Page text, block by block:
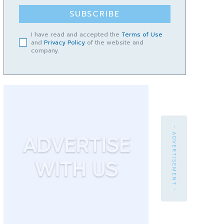
SUBSCRIBE
I have read and accepted the Terms of Use
and Privacy Policyof the website and
company.
- ADVERTISEMENT -